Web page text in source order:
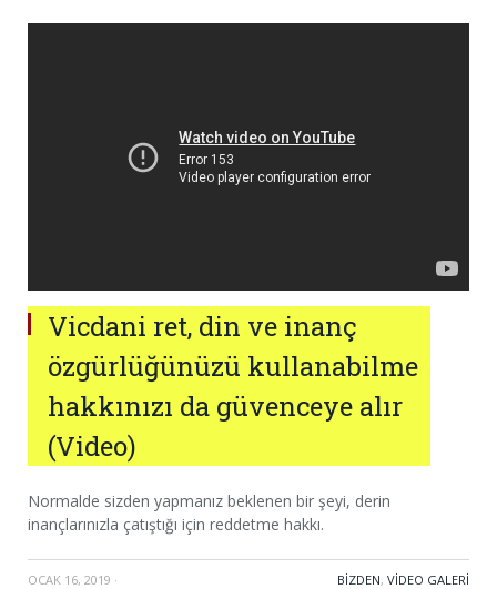
Vicdani ret, din ve inanç
özgürlüğünüzü kullanabilme
hakkınızı da güvenceye alır
(Video)
Normalde sizden yapmanız beklenen bir şeyi, derin
inançlarınızla çatıştığı için reddetme hakkı.
OCAK 16, 2019 · BIZDEN, VIDEO GALERI